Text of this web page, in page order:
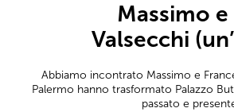
Massimo
Valsecchi
Abbiamo incontrato Massimo e
Palermo hanno trasformato Palazzo
passato e